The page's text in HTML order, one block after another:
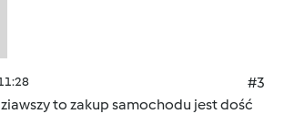
#3
to zakup samochodu jest dość